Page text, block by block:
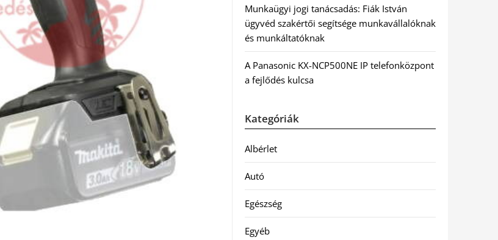
Munkaügyi jogi tanácsadás: Fiák István
ügyvéd szakértői segítsége munkavállalóknak
és munkáltatóknak
A Panasonic KX-NCP500NE IP telefonközpont
a fejlődés kulcsa
Kategóriák
Albérlet
Autó
Egészség
Egyéb